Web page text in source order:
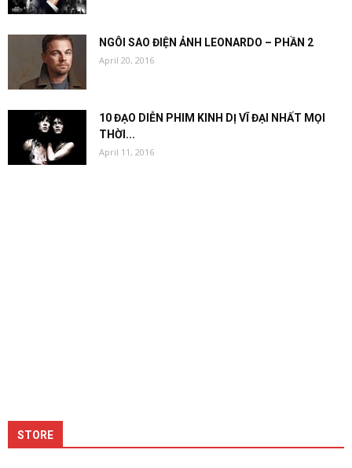
NGÔI SAO ĐIỆN ẢNH LEONARDO – PHẦN 2
April 20, 2016
10 ĐẠO DIỄN PHIM KINH DỊ VĨ ĐẠI NHẤT MỌI
THỜI...
April 11, 2016
STORE